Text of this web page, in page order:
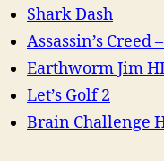
Shark Dash
Assassin’s Creed
Earthworm Jim
Let’s Golf 2
Brain Challenge